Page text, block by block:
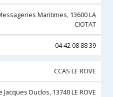
Maritimes, 13600 LA
CIOTAT
04 42 08 88 39
CCAS LE ROVE
Jacques Duclos, 13740 LE ROVE